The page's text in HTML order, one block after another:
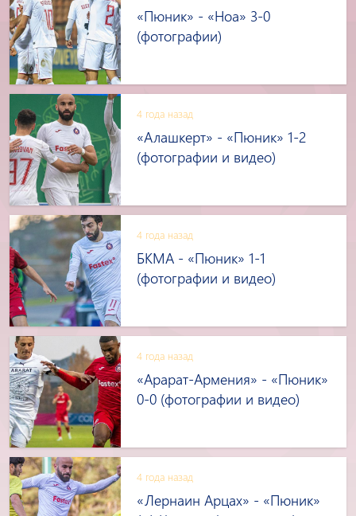
«Пюник» - «Ноа» 3-0
(фотографии)
4 года назад
«Алашкерт» - «Пюник» 1-2
(фотографии и видео)
4 года назад
БКМА - «Пюник» 1-1
(фотографии и видео)
4 года назад
«Арарат-Армения» - «Пюник»
0-0 (фотографии и видео)
4 года назад
«Лернаин Арцах» - «Пюник»